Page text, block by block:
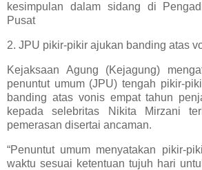
kesimpulan dalam sidang di
Pusat
2. JPU pikir-pikir ajukan banding atas
Kejaksaan Agung (Kejagung)
penuntut umum (JPU) tengah pikir-
banding atas vonis empat tahun
kepada selebritas Nikita Mirzani
pemerasan disertai ancaman.
“Penuntut umum menyatakan pikir-
waktu sesuai ketentuan tujuh hari